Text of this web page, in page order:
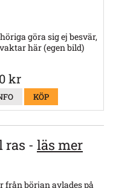
göra sig ej besvär,
här (egen bild)
kr
KÖP
ras - läs mer
från början avlades på